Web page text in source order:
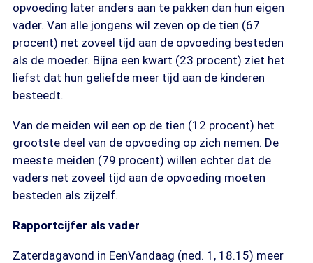
opvoeding later anders aan te pakken dan hun eigen
vader. Van alle jongens wil zeven op de tien (67
procent) net zoveel tijd aan de opvoeding besteden
als de moeder. Bijna een kwart (23 procent) ziet het
liefst dat hun geliefde meer tijd aan de kinderen
besteedt.
Van de meiden wil een op de tien (12 procent) het
grootste deel van de opvoeding op zich nemen. De
meeste meiden (79 procent) willen echter dat de
vaders net zoveel tijd aan de opvoeding moeten
besteden als zijzelf.
Rapportcijfer als vader
Zaterdagavond in EenVandaag (ned. 1, 18.15) meer